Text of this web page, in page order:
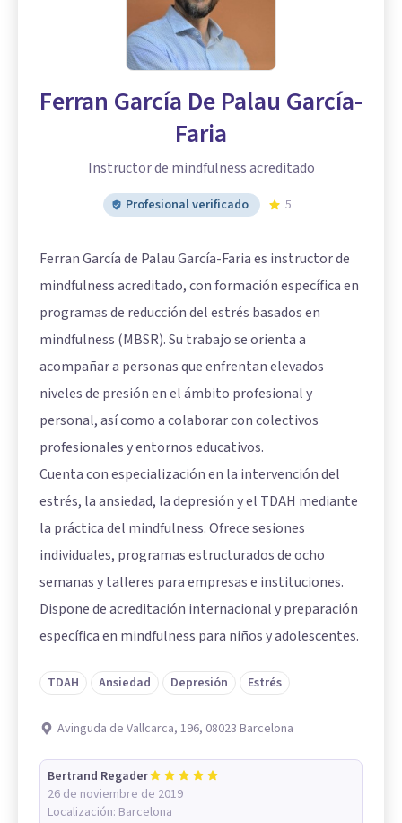
Ferran García De Palau García-
Faria
Instructor de mindfulness acreditado
Profesional verificado 5
Ferran García de Palau García-Faria es instructor de
mindfulness acreditado, con formación específica en
programas de reducción del estrés basados en
mindfulness (MBSR). Su trabajo se orienta a
acompañar a personas que enfrentan elevados
niveles de presión en el ámbito profesional y
personal, así como a colaborar con colectivos
profesionales y entornos educativos.
Cuenta con especialización en la intervención del
estrés, la ansiedad, la depresión y el TDAH mediante
la práctica del mindfulness. Ofrece sesiones
individuales, programas estructurados de ocho
semanas y talleres para empresas e instituciones.
Dispone de acreditación internacional y preparación
específica en mindfulness para niños y adolescentes.
TDAH Ansiedad Depresión Estrés
Avinguda de Vallcarca, 196, 08023 Barcelona
Bertrand Regader
26 de noviembre de 2019
Localización: Barcelona